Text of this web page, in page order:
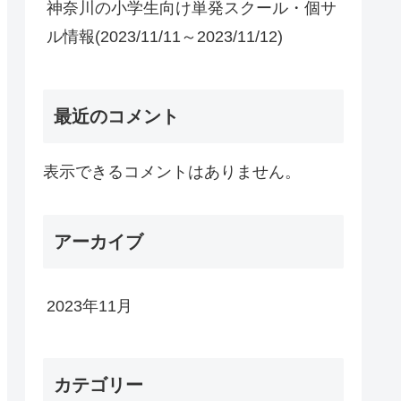
神奈川の小学生向け単発スクール・個サ
ル情報(2023/11/11～2023/11/12)
最近のコメント
表示できるコメントはありません。
アーカイブ
2023年11月
カテゴリー